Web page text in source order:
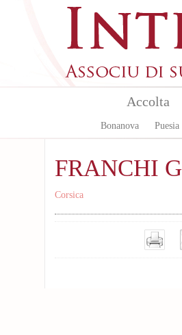
Accolta
Bonanova Puesia
FRANCHI
Corsica